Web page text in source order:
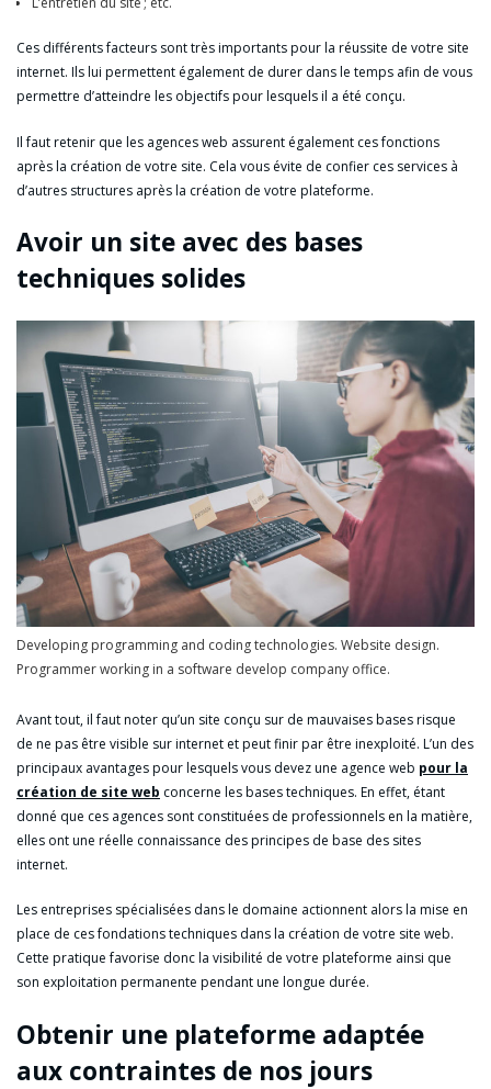
Ces différents facteurs sont très importants pour la réussite de votre site
internet. Ils lui permettent également de durer dans le temps afin de vous
permettre d’atteindre les objectifs pour lesquels il a été conçu.
Il faut retenir que les agences web assurent également ces fonctions
après la création de votre site. Cela vous évite de confier ces services à
d’autres structures après la création de votre plateforme.
Avoir un site avec des bases
techniques solides
Developing programming and coding technologies. Website design.
Programmer working in a software develop company office.
Avant tout, il faut noter qu’un site conçu sur de mauvaises bases risque
de ne pas être visible sur internet et peut finir par être inexploité. L’un des
principaux avantages pour lesquels vous devez une agence web pour la
création de site web concerne les bases techniques. En effet, étant
donné que ces agences sont constituées de professionnels en la matière,
elles ont une réelle connaissance des principes de base des sites
internet.
Les entreprises spécialisées dans le domaine actionnent alors la mise en
place de ces fondations techniques dans la création de votre site web.
Cette pratique favorise donc la visibilité de votre plateforme ainsi que
son exploitation permanente pendant une longue durée.
Obtenir une plateforme adaptée
aux contraintes de nos jours